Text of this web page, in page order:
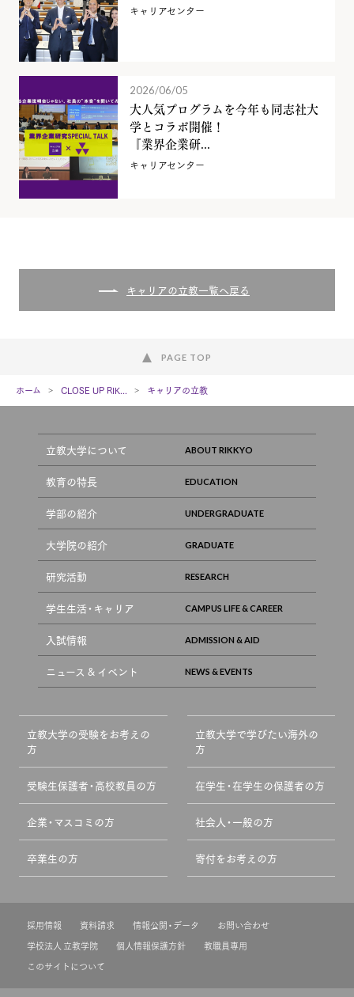
キャリアセンター
2026/06/05
大人気プログラムを今年も同志社大
学とコラボ開催！
『業界企業研...
キャリアセンター
キャリアの立教一覧へ戻る
PAGE TOP
ホーム CLOSE UP RIK... キャリアの立教
立教大学について
教育の特長
学部の紹介
大学院の紹介
研究活動
学生生活・キャリア
入試情報
ニュース & イベント
立教大学の受験をお考えの
方
立教大学で学びたい海外の
方
受験生保護者・高校教員の方 在学生・在学生の保護者の方
企業・マスコミの方 社会人・一般の方
卒業生の方 寄付をお考えの方
採用情報 資料請求 情報公開・データ
お問い合わせ
学校法人 立教学院
個人情報保護方針
教職員専用
このサイトについて